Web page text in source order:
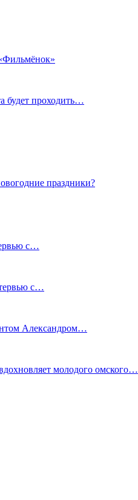
будет проходить…
праздники?
с…
с…
Александром…
молодого омского…